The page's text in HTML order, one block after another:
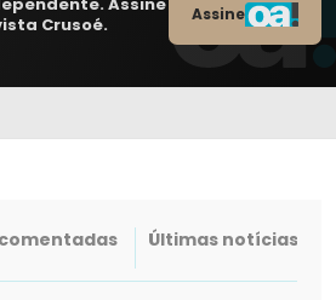
Crusoé.
Assine
Últimas notícias